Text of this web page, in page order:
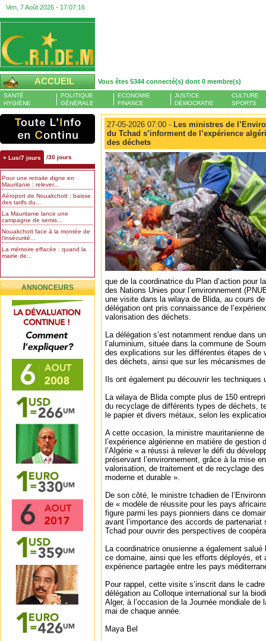
Ven, 7 Août 2026 - 17:07:17
ACCUEIL Vous êtes 5344 connecté(s) dont 0 membre(s)
SANTÉ
HYGIÈNE
POLITIQUE
GÉNÉRALE
ECONOMIE
FINANCE
JUSTICE
DÉMOCRATIE
CULTURE
SPORTS
+ Lus/7 jours /30 jours
Pour une retraite digne en
Mauritanie : relever...
Aéroport de Nouakchott : baisse
des tarifs du...
La Mauritanie lance une
campagne de semis...
Nouakchott face à la montée de
l’insécurité...
La mémoire effacée : quand la
mairie de...
ANNONCEURS
27-05-2026 07:00 - Les ministres de
du Tchad s’informent de l’expérience
des déchets
que de la coordinatrice du Plan d’action pour
des Nations Unies pour l’environnement
une visite dans la wilaya de Blida, au cours
délégation ont pris connaissance de
valorisation des déchets.
La délégation s’est notamment rendue dans
l’aluminium, située dans la commune de
des explications sur les différentes étapes de
des déchets, ainsi que sur les mécanismes
Ils ont également pu découvrir les
La wilaya de Blida compte plus de 150
du recyclage de différents types de déchets,
le papier et divers métaux, selon les
A cette occasion, la ministre mauritanienne de
l’expérience algérienne en matière de
l’Algérie « a réussi à relever le défi du
préservant l’environnement, grâce à la mise
valorisation, de traitement et de recyclage
moderne et durable ».
De son côté, le ministre tchadien de
de « modèle de réussite pour les pays
figure parmi les pays pionniers dans ce
avant l’importance des accords de partenariat
Tchad pour ouvrir des perspectives de
La coordinatrice onusienne a également salué
ce domaine, ainsi que les efforts déployés, et
expérience partagée entre les pays
Pour rappel, cette visite s’inscrit dans le
délégation au Colloque international sur la
Alger, à l’occasion de la Journée mondiale de
mai de chaque année.
Maya Bel